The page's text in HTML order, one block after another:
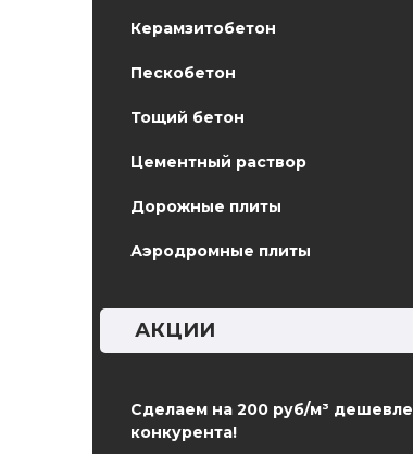
Керамзитобетон
Пескобетон
Тощий бетон
Цементный раствор
Дорожные плиты
Аэродромные плиты
АКЦИИ
Сделаем на 200 руб/м³ дешевле
конкурента!